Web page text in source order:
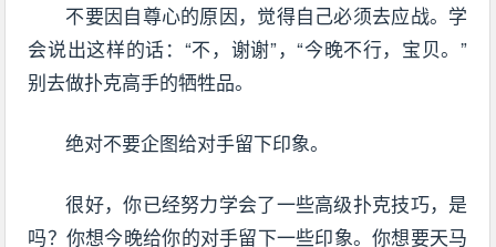
不要因自尊心的原因，觉得自己必须去应战。学
会说出这样的话：“不，谢谢”，“今晚不行，宝贝。”
别去做扑克高手的牺牲品。
绝对不要企图给对手留下印象。
很好，你已经努力学会了一些高级扑克技巧，是
吗？你想今晚给你的对手留下一些印象。你想要天马